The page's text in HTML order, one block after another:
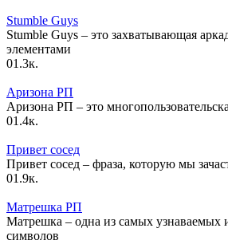
Stumble Guys
Stumble Guys – это захватывающая
элементами
01.3к.
Аризона РП
Аризона РП – это
01.4к.
Привет сосед
Привет сосед – фраза, которую мы
01.9к.
Матрешка РП
Матрешка – одна из самых узнаваемых
символов